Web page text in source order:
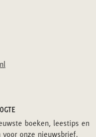
boeken, leestips en
voor onze nieuwsbrief.